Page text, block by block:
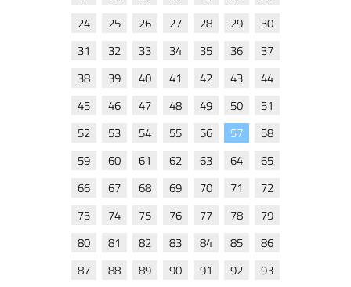
24
25 26 27 28 29
30
31
32 33 34 35 36
37
38
39 40 41 42 43
44
45
46 47 48 49 50
51
52
53 54 55 56 57
58
59
60 61 62 63 64
65
66
67 68 69 70 71
72
73
74 75 76 77 78
79
80
81 82 83 84 85
86
87
88 89 90 91 92
93